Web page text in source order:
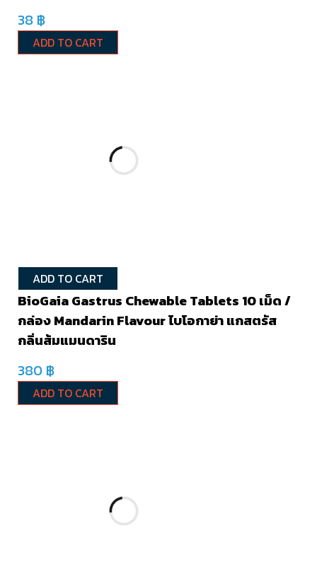
38 ฿
ADD TO CART
ADD TO CART
BioGaia Gastrus Chewable Tablets 10 เม็ด /
กล่อง Mandarin Flavour ไบโอกาย่า แกสตรัส
กลิ่นส้มแมนดาริน
380 ฿
ADD TO CART